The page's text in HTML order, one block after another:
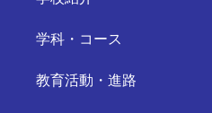
学科・コース
教育活動・進路